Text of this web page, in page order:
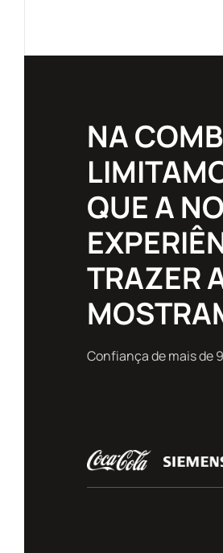
NA
QUE A
TRAZER
Confiança de mais de